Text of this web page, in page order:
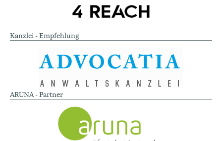
Kanzlei - Empfehlung
ARUNA - Partner